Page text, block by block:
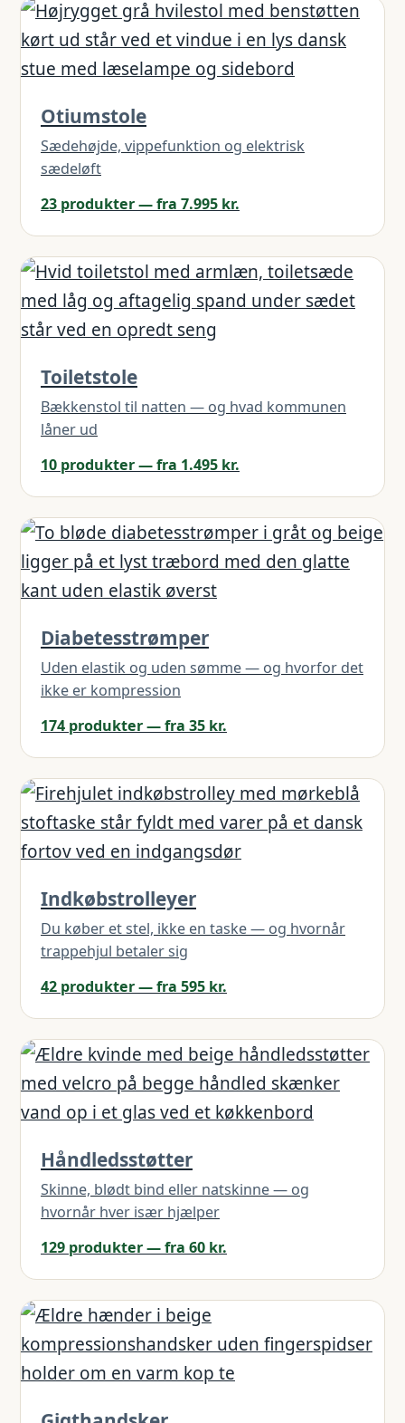
Otiumstole
Sædehøjde, vippefunktion og elektrisk
sædeløft
23 produkter — fra 7.995 kr.
Toiletstole
Bækkenstol til natten — og hvad kommunen
låner ud
10 produkter — fra 1.495 kr.
Diabetesstrømper
Uden elastik og uden sømme — og hvorfor det
ikke er kompression
174 produkter — fra 35 kr.
Indkøbstrolleyer
Du køber et stel, ikke en taske — og hvornår
trappehjul betaler sig
42 produkter — fra 595 kr.
Håndledsstøtter
Skinne, blødt bind eller natskinne — og
hvornår hver især hjælper
129 produkter — fra 60 kr.